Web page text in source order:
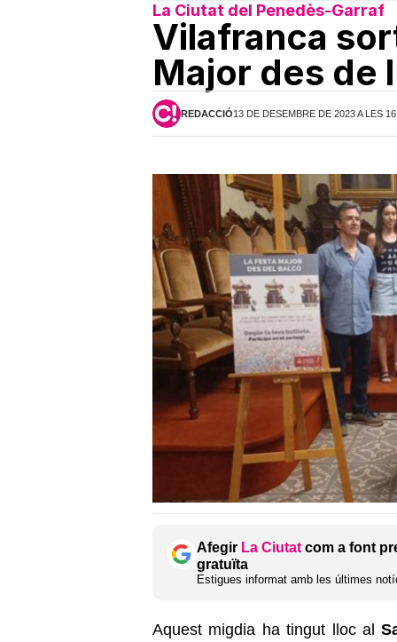
La Ciutat del Penedès-Garraf
Vilafranca
Major des de
REDACCIÓ13 DE DESEMBRE DE 2023 A LES
Afegir La Ciutat com a font
gratuïta
Estigues informat amb les últimes
Aquest migdia ha tingut lloc al